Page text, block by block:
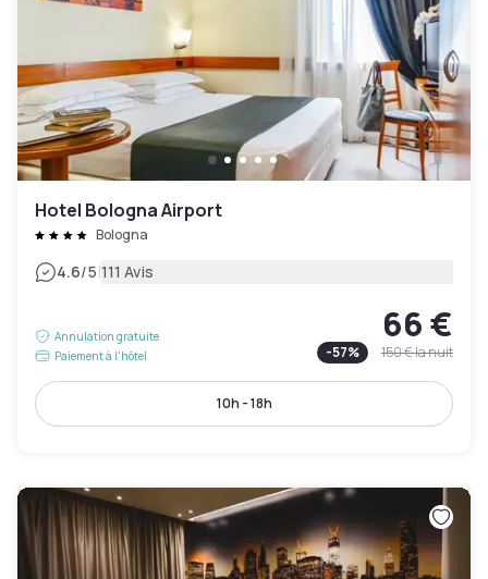
Hotel Bologna Airport
Bologna
4.6/5|111 Avis
Annulation gratuite
Paiement à l'hôtel
66 €
-57% 150 €la nuit
10h - 18h